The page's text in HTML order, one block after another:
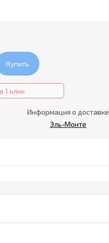
Купить
1 клик
Информация о доставке
Эль-Монте